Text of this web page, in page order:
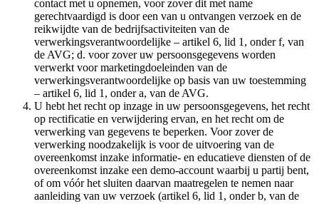
contact met u opnemen, voor zover dit met name
gerechtvaardigd is door een van u ontvangen verzoek en de
reikwijdte van de bedrijfsactiviteiten van de
verwerkingsverantwoordelijke – artikel 6, lid 1, onder f, van
de AVG; d. voor zover uw persoonsgegevens worden
verwerkt voor marketingdoeleinden van de
verwerkingsverantwoordelijke op basis van uw toestemming
– artikel 6, lid 1, onder a, van de AVG.
U hebt het recht op inzage in uw persoonsgegevens, het recht
op rectificatie en verwijdering ervan, en het recht om de
verwerking van gegevens te beperken. Voor zover de
verwerking noodzakelijk is voor de uitvoering van de
overeenkomst inzake informatie- en educatieve diensten of de
overeenkomst inzake een demo-account waarbij u partij bent,
of om vóór het sluiten daarvan maatregelen te nemen naar
aanleiding van uw verzoek (artikel 6, lid 1, onder b, van de